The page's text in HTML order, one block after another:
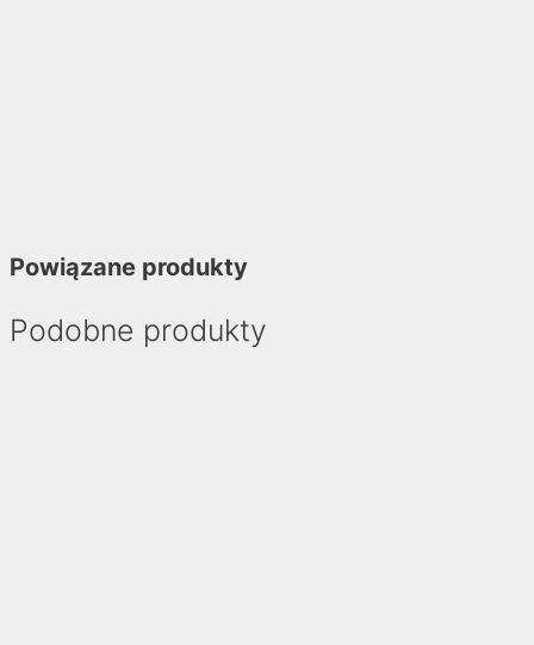
Powiązane produkty
Podobne produkty